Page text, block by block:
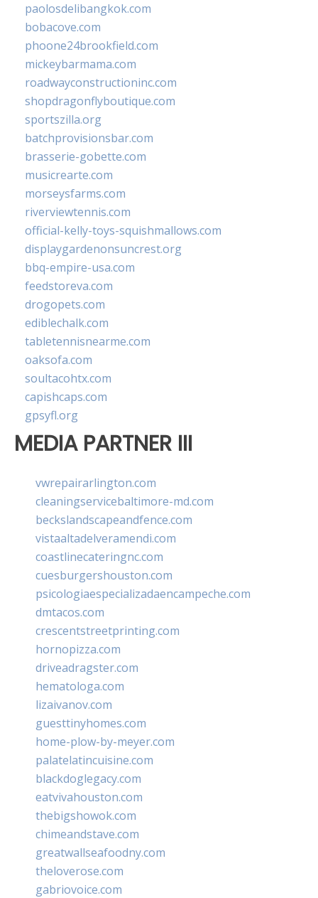
paolosdelibangkok.com
bobacove.com
phoone24brookfield.com
mickeybarmama.com
roadwayconstructioninc.com
shopdragonflyboutique.com
sportszilla.org
batchprovisionsbar.com
brasserie-gobette.com
musicrearte.com
morseysfarms.com
riverviewtennis.com
official-kelly-toys-squishmallows.com
displaygardenonsuncrest.org
bbq-empire-usa.com
feedstoreva.com
drogopets.com
ediblechalk.com
tabletennisnearme.com
oaksofa.com
soultacohtx.com
capishcaps.com
gpsyfl.org
MEDIA PARTNER III
vwrepairarlington.com
cleaningservicebaltimore-md.com
beckslandscapeandfence.com
vistaaltadelveramendi.com
coastlinecateringnc.com
cuesburgershouston.com
psicologiaespecializadaencampeche.com
dmtacos.com
crescentstreetprinting.com
hornopizza.com
driveadragster.com
hematologa.com
lizaivanov.com
guesttinyhomes.com
home-plow-by-meyer.com
palatelatincuisine.com
blackdoglegacy.com
eatvivahouston.com
thebigshowok.com
chimeandstave.com
greatwallseafoodny.com
theloverose.com
gabriovoice.com